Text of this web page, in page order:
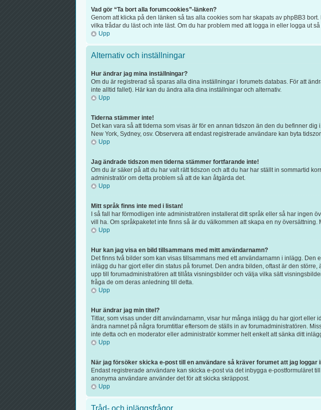
Vad gör “Ta bort alla forumcookies”-länken?
Genom att klicka på den länken så tas alla cookies som har skapats av phpBB3
vilka trådar du läst och inte läst. Om du har problem med att logga in eller logga ut
Upp
Alternativ och inställningar
Hur ändrar jag mina inställningar?
Om du är registrerad så sparas alla dina inställningar i forumets databas. För att
inte alltid fallet). Här kan du ändra alla dina inställningar och alternativ.
Upp
Tiderna stämmer inte!
Det kan vara så att tiderna som visas är för en annan tidszon än den du befinner
New York, Sydney, osv. Observera att endast registrerade användare kan byta
Upp
Jag ändrade tidszon men tiderna stämmer fortfarande inte!
Om du är säker på att du har valt rätt tidszon och att du har har ställt in sommartid
administratör om detta problem så att de kan åtgärda det.
Upp
Mitt språk finns inte med i listan!
I så fall har förmodligen inte administratören installerat ditt språk eller så har ingen
vill ha. Om språkpaketet inte finns så är du välkommen att skapa en ny
Upp
Hur kan jag visa en bild tillsammans med mitt användarnamn?
Det finns två bilder som kan visas tillsammans med ett användarnamn i inlägg.
inlägg du har gjort eller din status på forumet. Den andra bilden, oftast är den
upp till forumadministratören att tillåta visningsbilder och välja vilka sätt
fråga de om deras anledning till detta.
Upp
Hur ändrar jag min titel?
Titlar, som visas under ditt användarnamn, visar hur många inlägg du har gjort
ändra namnet på några forumtitlar eftersom de ställs in av forumadministratören.
inte detta och en moderator eller administratör kommer helt enkelt att sänka ditt
Upp
När jag försöker skicka e-post till en användare så kräver forumet att jag loggar
Endast registrerade användare kan skicka e-post via det inbygga e-postformuläret
anonyma användare använder det för att skicka skräppost.
Upp
Tråd- och inläggsfrågor